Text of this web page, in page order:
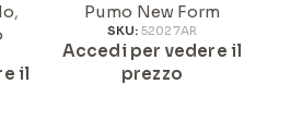
,
il
Pumo New Form
SKU: 52027AR
Accedi per vedere il
prezzo